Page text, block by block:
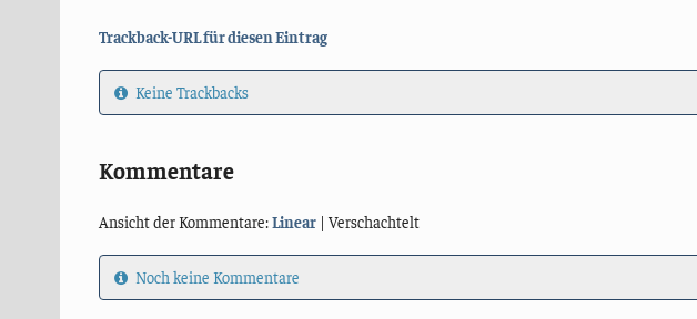
Trackback-URL für diesen Eintrag
Keine Trackbacks
Kommentare
Ansicht der Kommentare:Linear| Verschachtelt
Noch keine Kommentare